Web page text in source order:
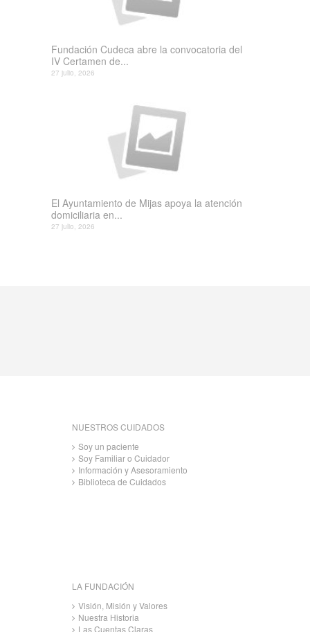
Fundación Cudeca abre la convocatoria del
IV Certamen de...
27 julio, 2026
El Ayuntamiento de Mijas apoya la atención
domiciliaria en...
27 julio, 2026
NUESTROS CUIDADOS
Soy un paciente
Soy Familiar o Cuidador
Información y Asesoramiento
Biblioteca de Cuidados
LA FUNDACIÓN
Visión, Misión y Valores
Nuestra Historia
Las Cuentas Claras